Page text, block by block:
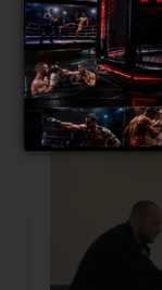
funcionava,
acontecer.